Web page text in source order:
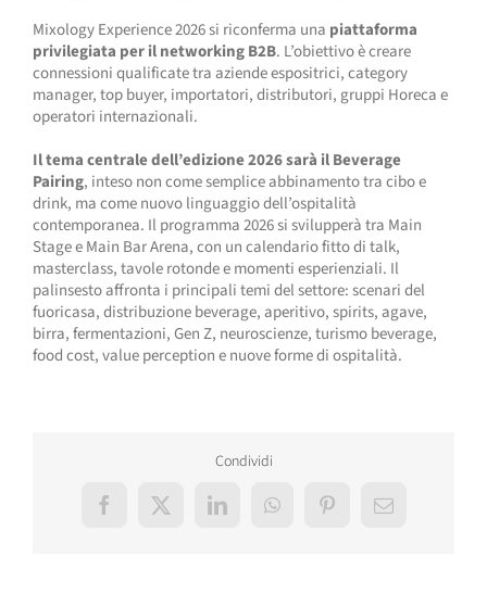
Mixology Experience 2026 si riconferma una piattaforma
privilegiata per il networking B2B. L’obiettivo è creare
connessioni qualificate tra aziende espositrici, category
manager, top buyer, importatori, distributori, gruppi Horeca e
operatori internazionali.
Il tema centrale dell’edizione 2026 sarà il Beverage
Pairing, inteso non come semplice abbinamento tra cibo e
drink, ma come nuovo linguaggio dell’ospitalità
contemporanea. Il programma 2026 si svilupperà tra Main
Stage e Main Bar Arena, con un calendario fitto di talk,
masterclass, tavole rotonde e momenti esperienziali. Il
palinsesto affronta i principali temi del settore: scenari del
fuoricasa, distribuzione beverage, aperitivo, spirits, agave,
birra, fermentazioni, Gen Z, neuroscienze, turismo beverage,
food cost, value perception e nuove forme di ospitalità.
Condividi
Facebook
X LinkedInWhatsAppPinterestEmail